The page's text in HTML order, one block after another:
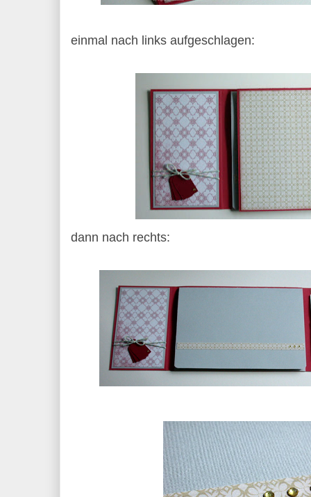
einmal nach links aufgeschlagen:
dann nach rechts: